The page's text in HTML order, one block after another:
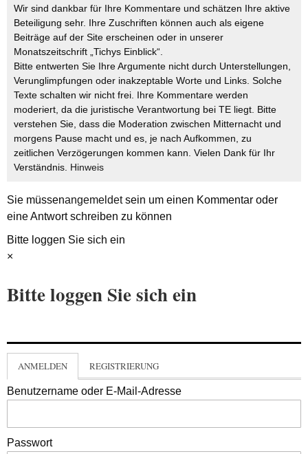
Wir sind dankbar für Ihre Kommentare und schätzen Ihre aktive
Beteiligung sehr. Ihre Zuschriften können auch als eigene
Beiträge auf der Site erscheinen oder in unserer
Monatszeitschrift „Tichys Einblick“.
Bitte entwerten Sie Ihre Argumente nicht durch Unterstellungen,
Verunglimpfungen oder inakzeptable Worte und Links. Solche
Texte schalten wir nicht frei. Ihre Kommentare werden
moderiert, da die juristische Verantwortung bei TE liegt. Bitte
verstehen Sie, dass die Moderation zwischen Mitternacht und
morgens Pause macht und es, je nach Aufkommen, zu
zeitlichen Verzögerungen kommen kann. Vielen Dank für Ihr
Verständnis. Hinweis
Sie müssenangemeldetsein um einen Kommentar oder
eine Antwort schreiben zu können
Bitte loggen Sie sich ein
×
Bitte loggen Sie sich ein
ANMELDEN REGISTRIERUNG
Benutzername oder E-Mail-Adresse
Passwort